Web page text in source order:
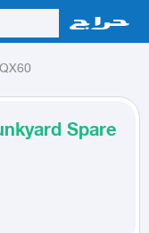
QX60
Spare